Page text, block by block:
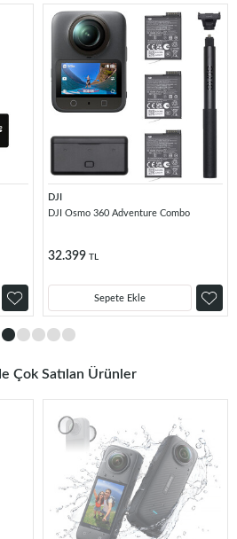
DJI
DJI Osmo 360 Adventure Combo
32.399 TL
Sepete Ekle
Çok Satılan Ürünler